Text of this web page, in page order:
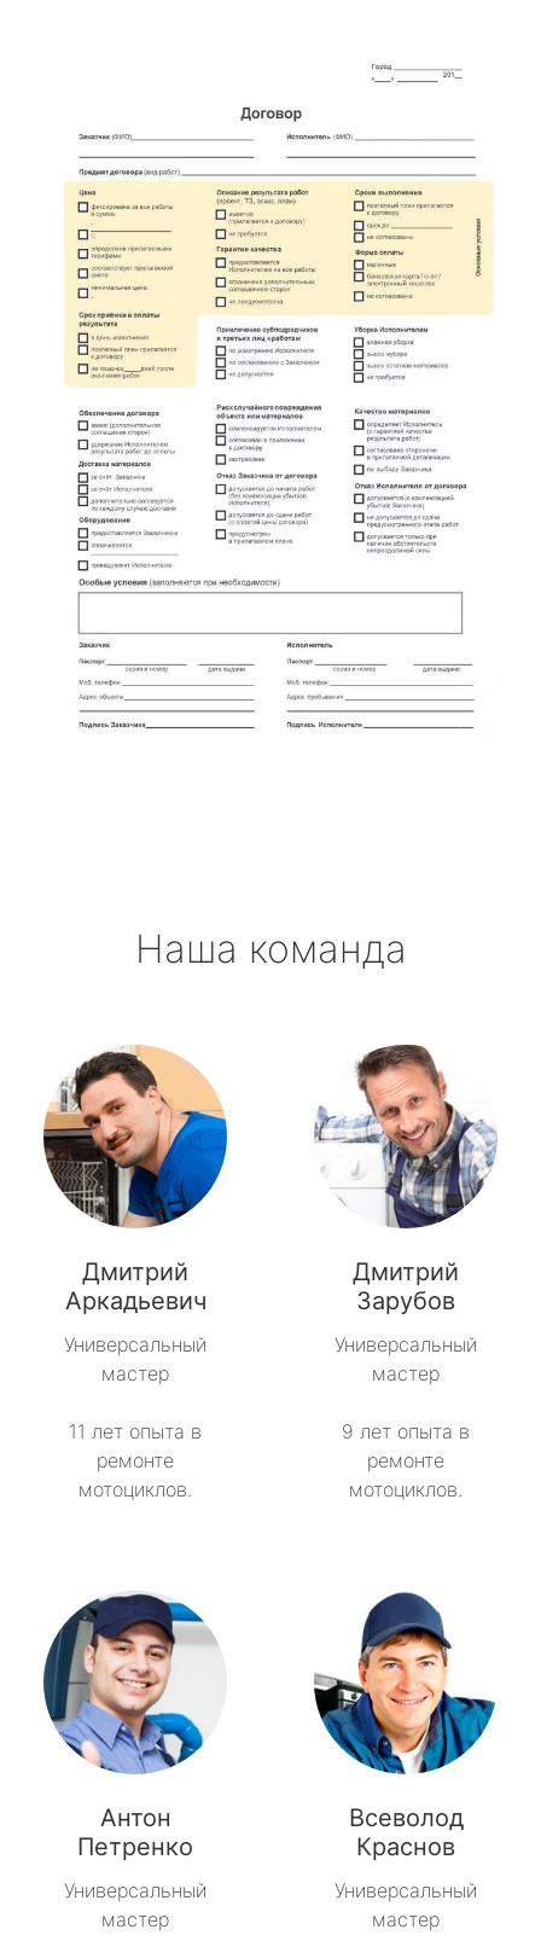
Наша команда
Дмитрий
Аркадьевич
Универсальный
мастер
11 лет опыта в
ремонте
мотоциклов.
Дмитрий
Зарубов
Универсальный
мастер
9 лет опыта в
ремонте
мотоциклов.
Антон
Петренко
Универсальный
мастер
Всеволод
Краснов
Универсальный
мастер